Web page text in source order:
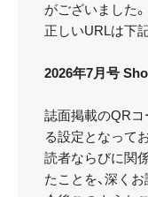
がございました。
正しいURLは下
2026年7月号
誌面掲載のQRコ
る設定となって
読者ならびに関
たことを、深く